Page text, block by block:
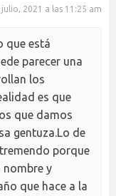
julio, 2021 a las 11:25 am
que está
parecer una
los
es que
que damos
gentuza.Lo de
porque
nombre y
que hace a la